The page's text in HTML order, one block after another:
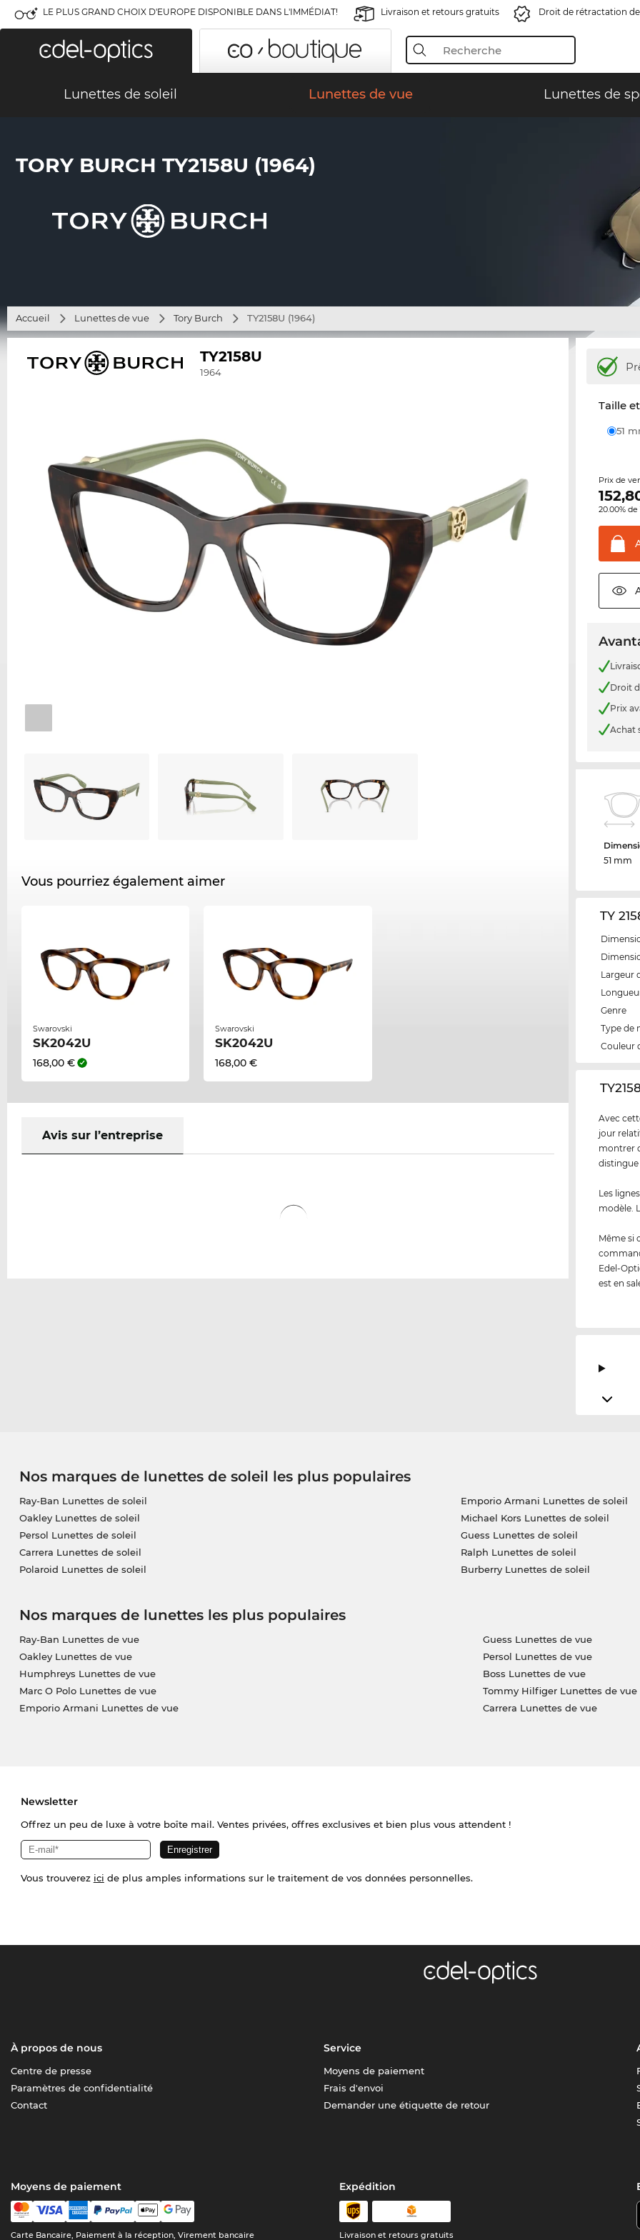
LE PLUS GRAND CHOIX D'EUROPE DISPONIBLE DANS L'IMMÉDIAT! Livraison et retours gratuits Droit de rétractation
Lunettes de soleil Lunettes de vue Lunettes de
TORY BURCH TY2158U (1964)
Accueil Lunettes de vue Tory Burch TY2158U (1964)
TY2158U
1964
Vous pourriez également aimer
Swarovski
SK2042U
168,00 €
Swarovski
SK2042U
168,00 €
Avis sur l’entreprise
Taille
51
Prix de
20.00%
Droit
Prix
Achat
51 mm
TY
Largeur
Genre
Type de
Couleur
Avec
jour
montrer
distingue
Les
modèle.
Même si
Edel-
est en
Nos marques de lunettes de soleil les plus populaires
Ray-Ban Lunettes de soleil
Oakley Lunettes de soleil
Persol Lunettes de soleil
Carrera Lunettes de soleil
Polaroid Lunettes de soleil
Emporio Armani Lunettes de soleil
Michael Kors Lunettes de soleil
Guess Lunettes de soleil
Ralph Lunettes de soleil
Burberry Lunettes de soleil
Nos marques de lunettes les plus populaires
Ray-Ban Lunettes de vue
Oakley Lunettes de vue
Humphreys Lunettes de vue
Marc O Polo Lunettes de vue
Emporio Armani Lunettes de vue
Guess Lunettes de vue
Persol Lunettes de vue
Boss Lunettes de vue
Tommy Hilfiger Lunettes de vue
Carrera Lunettes de vue
Newsletter
Offrez un peu de luxe à votre boîte mail. Ventes privées, offres exclusives et bien plus vous attendent !
Vous trouverez ici de plus amples informations sur le traitement de vos données personnelles.
À propos de nous
Centre de presse
Paramètres de confidentialité
Contact
Service
Moyens de paiement
Frais d'envoi
Demander une étiquette de retour
Moyens de paiement
Carte Bancaire, Paiement à la réception, Virement bancaire
Expédition
Livraison et retours gratuits